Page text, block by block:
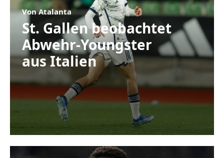
Von Atalanta
St. Gallen beobachtet
Abwehr-Youngster
aus Italien